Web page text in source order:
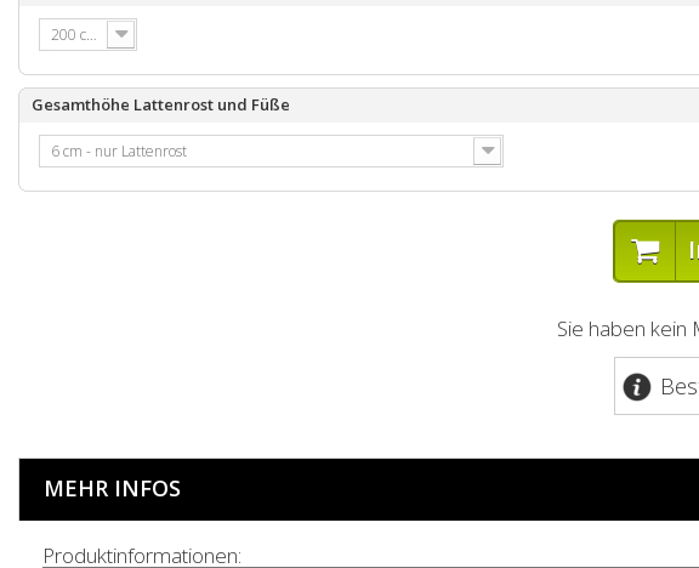
200 cm
Gesamthöhe Lattenrost und Füße
6 cm - nur Lattenrost
Sie haben kein
MEHR INFOS
Produktinformationen: